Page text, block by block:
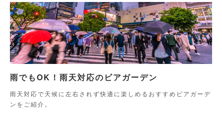
雨でもOK！雨天対応のビアガーデン
雨天対応で天候に左右されず快適に楽しめるおすすめビアガーデ
ンをご紹介。